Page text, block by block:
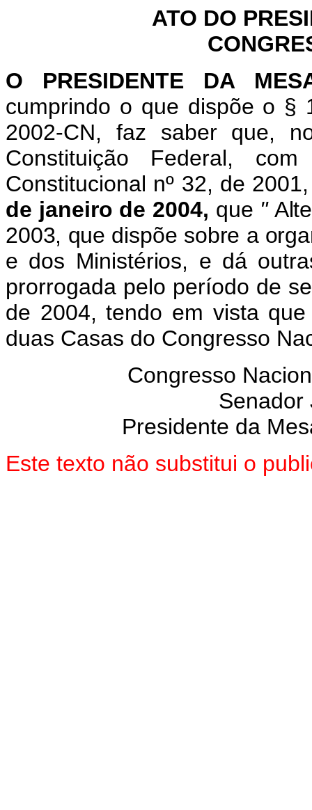
ATO DO
O PRESIDENTE DA
cumprindo o que dispõe o §
2002-CN, faz saber que,
Constituição Federal,
Constitucional nº 32, de
de janeiro de 2004, que "
2003, que dispõe sobre a
e dos Ministérios, e dá
prorrogada pelo período de
de 2004, tendo em vista
duas Casas do Congresso
Congresso
Senador
Presidente da
Este texto não substitui o